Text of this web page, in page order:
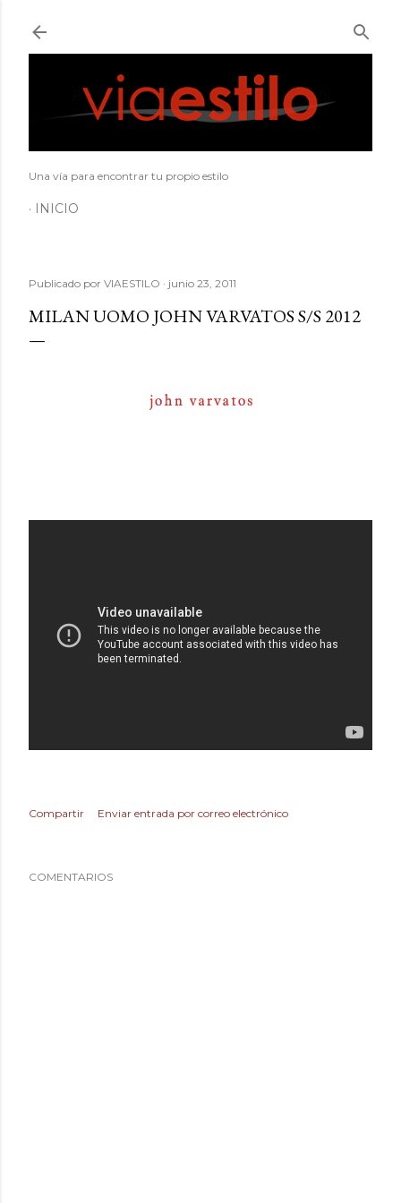
Una vía para encontrar tu propio estilo
INICIO
Publicado por VIAESTILO junio 23, 2011
MILAN UOMO JOHN VARVATOS S/S 2012
Compartir Enviar entrada por correo electrónico
COMENTARIOS